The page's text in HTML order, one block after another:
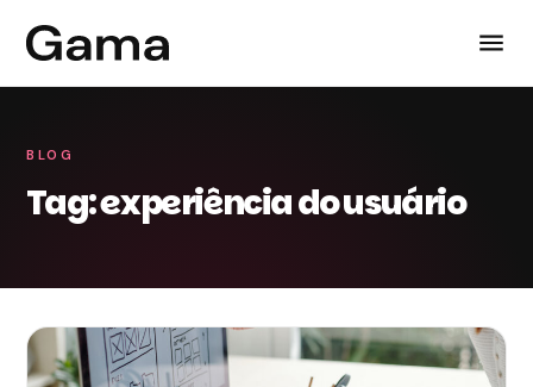
BLOG
Tag: experiência do usuário